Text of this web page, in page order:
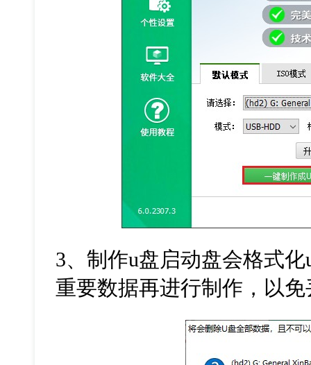
3、制作u盘启动盘会格式化
重要数据再进行制作，以免